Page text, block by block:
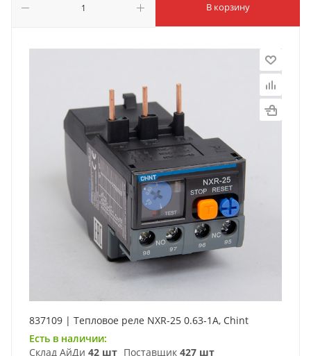
В корзину
837109 | Тепловое реле NXR-25 0.63-1А, Chint
Есть в наличии:
Склад АйДи 42 шт Поставщик 427 шт